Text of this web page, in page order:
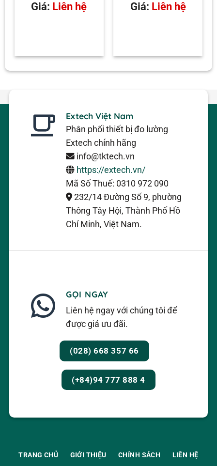
Giá: Liên hệ Giá: Liên hệ
Extech Việt Nam
Phân phối thiết bị đo lường
Extech chính hãng
info@tktech.vn
https://extech.vn/
Mã Số Thuế: 0310 972 090
232/14 Đường Số 9, phường
Thông Tây Hội, Thành Phố Hồ
Chí Minh, Việt Nam.
GỌI NGAY
Liên hệ ngay với chúng tôi để
được giá ưu đãi.
(028) 668 357 66
(+84)94 777 888 4
TRANG CHỦ GIỚI THIỆU CHÍNH SÁCH LIÊN HỆ